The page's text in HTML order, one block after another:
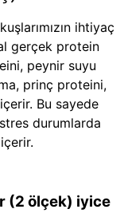
ihtiyaç
gerçek protein
peynir suyu
prinç proteini,
Bu sayede
durumlarda
(2 ölçek) iyice